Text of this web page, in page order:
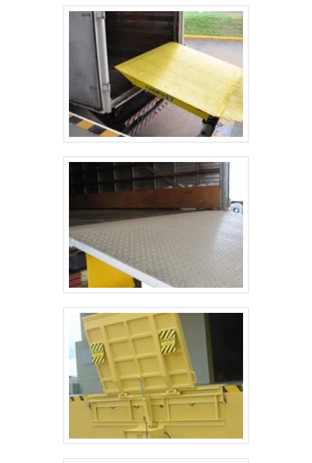
esses fatores, agregados a uma equipe com
equipe que cria soluções e profissionais
certificados, comprova sua essência de trazer
o melhor para todos os clientes.